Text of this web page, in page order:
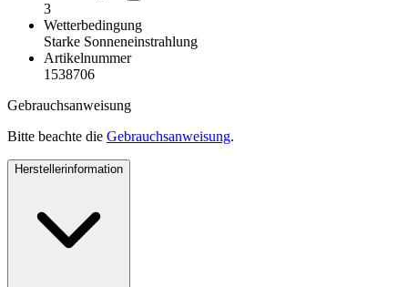
3
Wetterbedingung
Starke Sonneneinstrahlung
Artikelnummer
1538706
Gebrauchsanweisung
Bitte beachte die Gebrauchsanweisung.
Herstellerinformation